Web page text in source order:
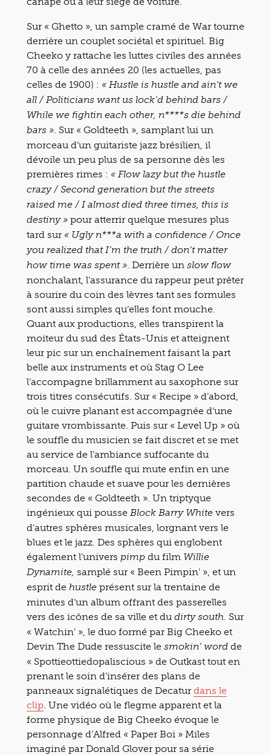
Sur « Ghetto », un sample cramé de War tourne
derrière un couplet sociétal et spirituel. Big
Cheeko y rattache les luttes civiles des années
70 à celle des années 20 (les actuelles, pas
celles de 1900) : « Hustle is hustle and ain’t we
all / Politicians want us lock’d behind bars /
While we fightin each other, n****s die behind
bars » . Sur « Goldteeth », samplant lui un
morceau d’un guitariste jazz brésilien, il
dévoile un peu plus de sa personne dès les
premières rimes : « Flow lazy but the hustle
crazy / Second generation but the streets
raised me / I almost died three times, this is
destiny » pour atterrir quelque mesures plus
tard sur « Ugly n***a with a confidence / Once
you realized that I’m the truth / don’t matter
how time was spent » . Derrière un slow flow
nonchalant, l’assurance du rappeur peut prêter
à sourire du coin des lèvres tant ses formules
sont aussi simples qu’elles font mouche.
Quant aux productions, elles transpirent la
moiteur du sud des États-Unis et atteignent
leur pic sur un enchaînement faisant la part
belle aux instruments et où Stag O Lee
l’accompagne brillamment au saxophone sur
trois titres consécutifs. Sur « Recipe » d’abord,
où le cuivre planant est accompagnée d’une
guitare vrombissante. Puis sur « Level Up » où
le souffle du musicien se fait discret et se met
au service de l’ambiance suffocante du
morceau. Un souffle qui mute enfin en une
partition chaude et suave pour les dernières
secondes de « Goldteeth ». Un triptyque
ingénieux qui pousse Block Barry White vers
d’autres sphères musicales, lorgnant vers le
blues et le jazz. Des sphères qui englobent
également l’univers pimp du film Willie
Dynamite, samplé sur « Been Pimpin' », et un
esprit de hustle présent sur la trentaine de
minutes d’un album offrant des passerelles
vers des icônes de sa ville et du dirty south. Sur
« Watchin' », le duo formé par Big Cheeko et
Devin The Dude ressuscite le smokin’ word de
« Spottieottiedopaliscious » de Outkast tout en
prenant le soin d’insérer des plans de
panneaux signalétiques de Decaturdans le
clip . Une vidéo où le flegme apparent et la
forme physique de Big Cheeko évoque le
personnage d’Alfred « Paper Boi » Miles
imaginé par Donald Glover pour sa série